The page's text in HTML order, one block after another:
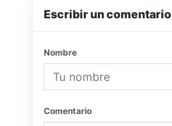
Escribir un comentario
Nombre
Comentario